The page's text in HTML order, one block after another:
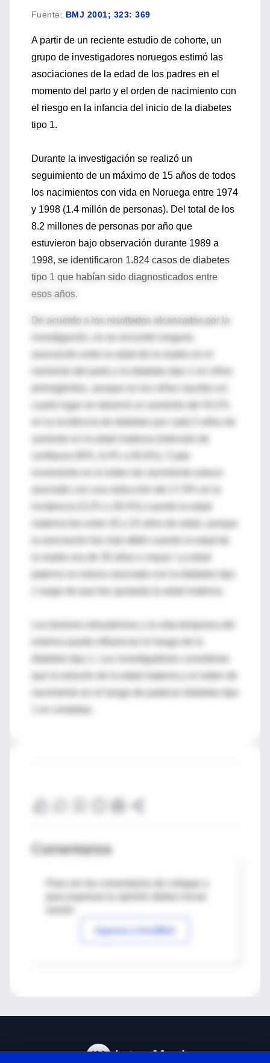
Fuente: BMJ 2001; 323: 369
A partir de un reciente estudio de cohorte, un
grupo de investigadores noruegos estimó las
asociaciones de la edad de los padres en el
momento del parto y el orden de nacimiento con
el riesgo en la infancia del inicio de la diabetes
tipo 1.
Durante la investigación se realizó un
seguimiento de un máximo de 15 años de todos
los nacimientos con vida en Noruega entre 1974
y 1998 (1.4 millón de personas). Del total de los
8.2 millones de personas por año que
estuvieron bajo observación durante 1989 a
1998, se identificaron 1.824 casos de diabetes
tipo 1 que habían sido diagnosticados entre
esos años.
De acuerdo a los resultados alcanzados por la
investigación, no se encontró ninguna
primogénitos, aunque en los niños nacidos en
cuarto lugar se observó un aumento del 43.2%
materna fue entre 20 y 24 años de edad, aunque
la madre era de 30 años o mayor. La edad
1 luego de que fue ajustada la edad materna.
entorno puede influenciar el riesgo de la
diabetes tipo 1. Los investigadores consideran
nacimiento en el riesgo de padecer diabetes tipo
Comentarios
Para ver los comentarios de colegas o
Ingresar a IntraMed